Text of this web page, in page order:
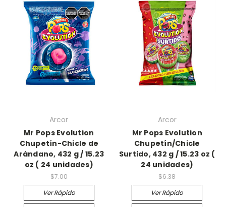
Arcor
Mr Pops Evolution
Chupetín-Chicle de
Arándano, 432 g / 15.23
oz ( 24 unidades)
$7.00
Ver Rápido
Arcor
Mr Pops Evolution
Chupetín/Chicle
Surtido, 432 g / 15.23 oz (
24 unidades)
$6.38
Ver Rápido